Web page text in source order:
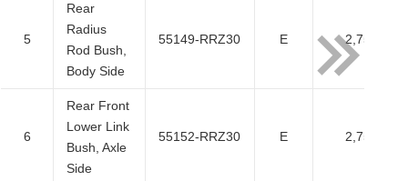
5
Rear
Radius
Rod Bush,
Body Side
55149-RRZ30 E 2,750
6
Rear Front
Lower Link
Bush, Axle
Side
55152-RRZ30 E 2,750